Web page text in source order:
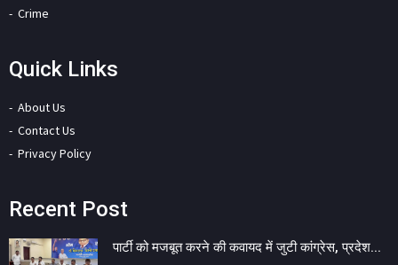
Crime
Quick Links
About Us
Contact Us
Privacy Policy
Recent Post
पार्टी को मजबूत करने की कवायद में जुटी कांग्रेस, प्रदेश...